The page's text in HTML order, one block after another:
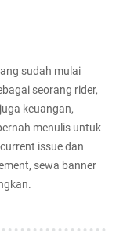
sudah mulai
seorang rider,
keuangan,
menulis untuk
issue dan
sewa banner